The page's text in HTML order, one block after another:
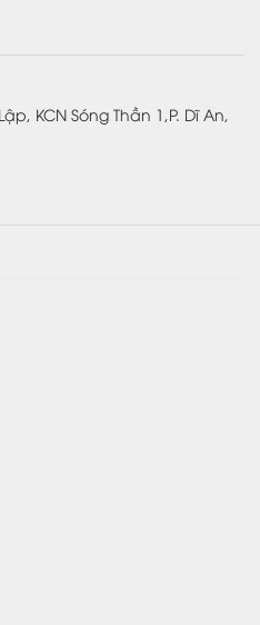
KCN Sóng Thần 1,P. Dĩ An,